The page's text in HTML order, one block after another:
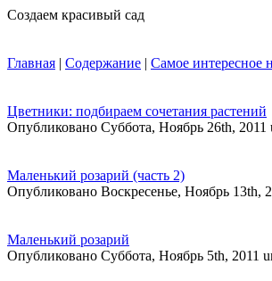
Создаем красивый сад
Главная | Содержание | Самое интересное
Цветники: подбираем сочетания растений
Опубликовано Суббота, Ноябрь 26th, 2011
Маленький розарий (часть 2)
Опубликовано Воскресенье, Ноябрь 13th,
Маленький розарий
Опубликовано Суббота, Ноябрь 5th, 2011